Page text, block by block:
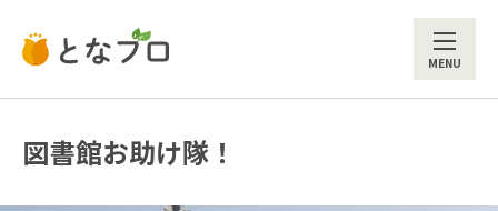
図書館お助け隊！